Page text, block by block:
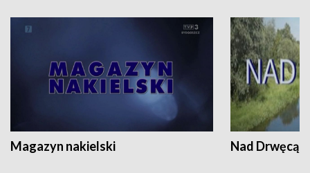
Magazyn nakielski Nad Drwęcą